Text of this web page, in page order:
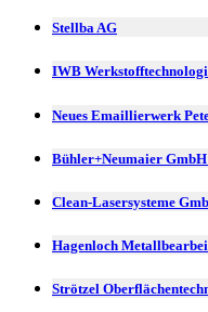
Stellba AG
IWB
Neues Emaillierwerk
Bühler+Neumaier
Clean-Lasersysteme
Hagenloch
Strötzel